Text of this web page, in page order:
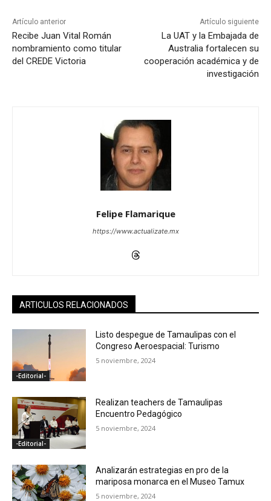
Artículo anterior
Recibe Juan Vital Román
nombramiento como titular
del CREDE Victoria
Artículo siguiente
La UAT y la Embajada de
Australia fortalecen su
cooperación académica y de
investigación
Felipe Flamarique
https://www.actualizate.mx
ARTICULOS RELACIONADOS
-Editorial-
Listo despegue de Tamaulipas con el
Congreso Aeroespacial: Turismo
5 noviembre, 2024
-Editorial-
Realizan teachers de Tamaulipas
Encuentro Pedagógico
5 noviembre, 2024
Analizarán estrategias en pro de la
mariposa monarca en el Museo Tamux
5 noviembre, 2024